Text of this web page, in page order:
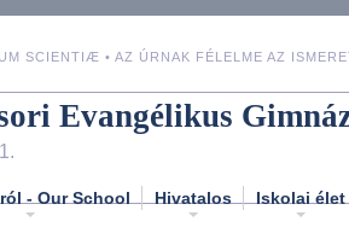
SCIENTIÆ • AZ ÚRNAK FÉLELME AZ
Evangélikus
- Our School Hivatalos Iskolai élet